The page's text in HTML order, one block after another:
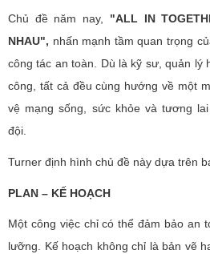
Chủ đề năm nay, "ALL IN
NHAU", nhấn mạnh tầm quan trọng
công tác an toàn. Dù là kỹ sư, quản lý
công, tất cả đều cùng hướng về một
vệ mạng sống, sức khỏe và tương
đội.
Turner định hình chủ đề này dựa trên
PLAN – KẾ HOẠCH
Một công việc chỉ có thể đảm bảo an
lưỡng. Kế hoạch không chỉ là bản vẽ